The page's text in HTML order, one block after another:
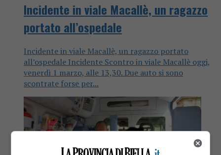
Incidente in viale Macallè, un ragazzo
portato all’ospedale
Incidente in viale Macallè, un ragazzo portato
all’ospedale Incidente Scontro in viale Macallè oggi,
venerdì 1 marzo, alle 13,30. Due auto si sono
scontrate forse per...